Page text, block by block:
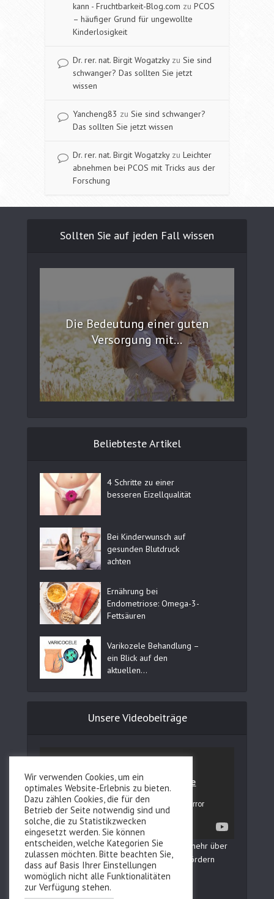
kann - Fruchtbarkeit-Blog.com zu PCOS
– häufiger Grund für ungewollte
Kinderlosigkeit
Dr. rer. nat. Birgit Wogatzkyzu Sie sind
schwanger? Das sollten Sie jetzt
wissen
Yancheng83 zu Sie sind schwanger?
Das sollten Sie jetzt wissen
Dr. rer. nat. Birgit Wogatzkyzu Leichter
abnehmen bei PCOS mit Tricks aus der
Forschung
Sollten Sie auf jeden Fall wissen
Die Bedeutung einer guten
Versorgung mit...
Beliebteste Artikel
4 Schritte zu einer
besseren Eizellqualität
Bei Kinderwunsch auf
gesunden Blutdruck
achten
Ernährung bei
Endometriose: Omega-3-
Fettsäuren
Varikozele Behandlung –
ein Blick auf den
aktuellen...
Unsere Videobeiträge
In unserem YouTube Kanal erfahren Sie mehr über
Fertilovit und wie Sie Ihre Fruchtbarkeit fördern
können!
Wir verwenden Cookies, um ein
optimales Website-Erlebnis zu bieten.
Dazu zählen Cookies, die für den
Betrieb der Seite notwendig sind und
solche, die zu Statistikzwecken
eingesetzt werden. Sie können
entscheiden, welche Kategorien Sie
zulassen möchten. Bitte beachten Sie,
dass auf Basis Ihrer Einstellungen
womöglich nicht alle Funktionalitäten
zur Verfügung stehen.